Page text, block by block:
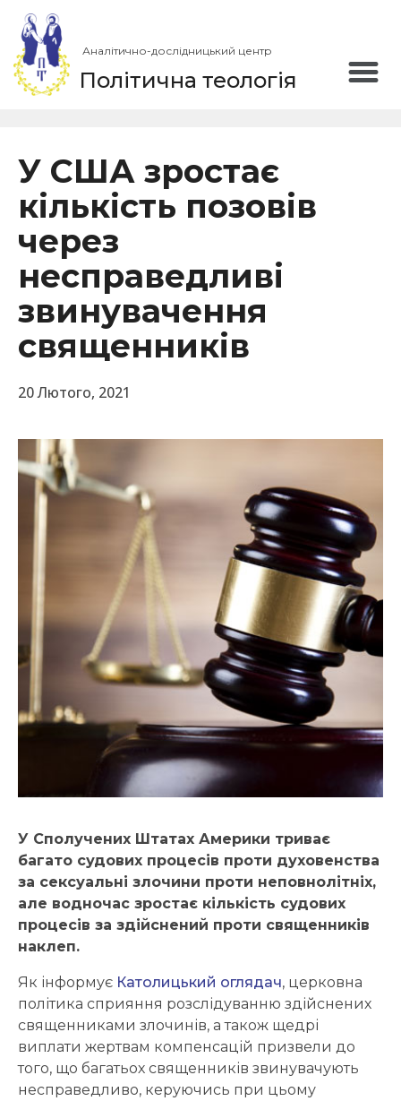
Аналітично-дослідницький центр
Політична теологія
У США зростає
кількість позовів
через
несправедливі
звинувачення
священників
20 Лютого, 2021
У Сполучених Штатах Америки триває
багато судових процесів проти духовенства
за сексуальні злочини проти неповнолітніх,
але водночас зростає кількість судових
процесів за здійснений проти священників
наклеп.
Як інформує Католицький оглядач, церковна
політика сприяння розслідуванню здійснених
священниками злочинів, а також щедрі
виплати жертвам компенсацій призвели до
того, що багатьох священників звинувачують
несправедливо, керуючись при цьому